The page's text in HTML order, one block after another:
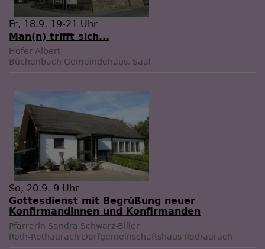
Fr, 18.9. 19-21 Uhr
Man(n) trifft sich...
Hofer Albert
Büchenbach Gemeindehaus, Saal
So, 20.9. 9 Uhr
Gottesdienst mit Begrüßung neuer
Konfirmandinnen und Konfirmanden
Pfarrerin Sandra Schwarz-Biller
Roth-Rothaurach Dorfgemeinschaftshaus Rothaurach